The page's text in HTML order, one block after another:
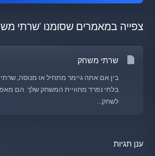
ענן תגיות
צפייה במאמרים שסומנו 'שרתי
שרתי משחק
בין אם אתה גיימר מתחיל או מנוסה,
בלתי נפרד מחוויית המשחק שלך. הם
לשחק...